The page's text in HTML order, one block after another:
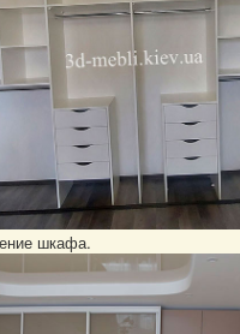
шкафа.